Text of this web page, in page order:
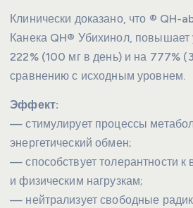
Клинически доказано, что ® QH-
Канека QH® Убихинол,
222% (100 мг в день) и на 777%
сравнению с исходным уровнем.
Эффект:
— стимулирует процессы
энергетический обмен;
— способствует толерантности
и физическим нагрузкам;
— нейтрализует свободные